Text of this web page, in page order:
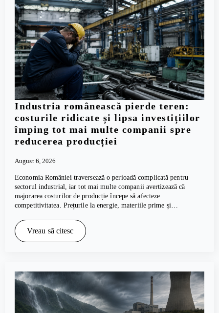
Industria românească pierde teren:
costurile ridicate și lipsa investițiilor
împing tot mai multe companii spre
reducerea producției
August 6, 2026
Economia României traversează o perioadă complicată pentru
sectorul industrial, iar tot mai multe companii avertizează că
majorarea costurilor de producție începe să afecteze
competitivitatea. Prețurile la energie, materiile prime și…
Vreau să citesc